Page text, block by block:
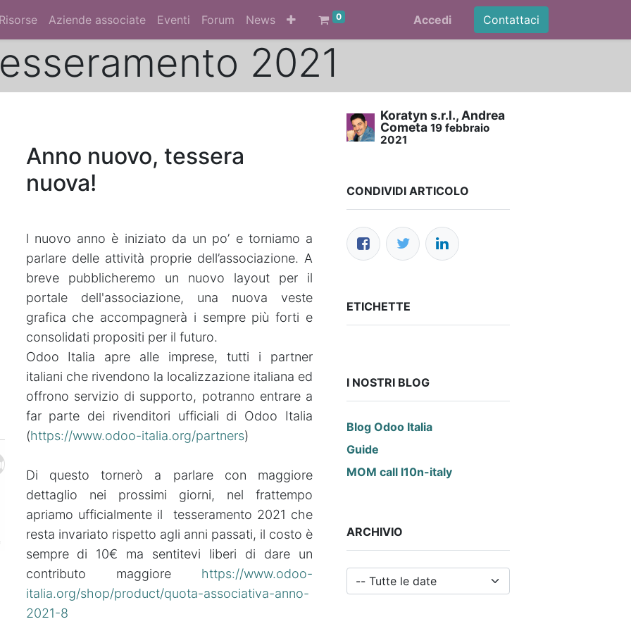
Risorse Aziende associate Eventi Forum News 0 Accedi Contattaci
2021
Anno nuovo, tessera
nuova!
l nuovo anno è iniziato da un po’ e torniamo a
parlare delle attività proprie dell’associazione. A
breve pubblicheremo un nuovo layout per il
portale dell'associazione, una nuova veste
grafica che accompagnerà i sempre più forti e
consolidati propositi per il futuro.
Odoo Italia apre alle imprese, tutti i partner
italiani che rivendono la localizzazione italiana ed
offrono servizio di supporto, potranno entrare a
far parte dei rivenditori ufficiali di Odoo Italia
(https://www.odoo-italia.org/partners)
Di questo tornerò a parlare con maggiore
dettaglio nei prossimi giorni, nel frattempo
apriamo ufficialmente il tesseramento 2021 che
resta invariato rispetto agli anni passati, il costo è
sempre di 10€ ma sentitevi liberi di dare un
contributo maggiore https://www.odoo-
italia.org/shop/product/quota-associativa-anno-
2021-8
Koratyn s.r.l., Andrea
Cometa 19 febbraio
2021
CONDIVIDI ARTICOLO
ETICHETTE
I NOSTRI BLOG
Blog Odoo Italia
Guide
MOM call l10n-italy
ARCHIVIO